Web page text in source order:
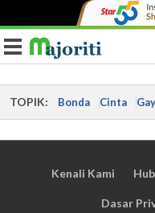
Toggle navigation
TOPIK: Bonda Cinta
Kenali Kami
Dasar